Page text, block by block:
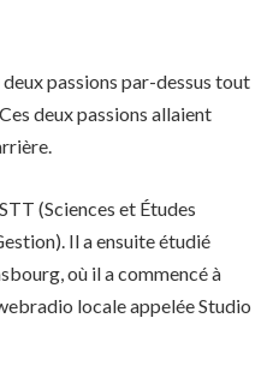
deux passions par-dessus tout
deux passions allaient
(Sciences et Études
Il a ensuite étudié
où il a commencé à
locale appelée Studio